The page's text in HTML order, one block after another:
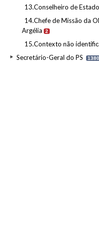
13.Conselheiro de Estado
14.Chefe de Missão da
Argélia
2
15.Contexto não
Secretário-Geral do PS 1380